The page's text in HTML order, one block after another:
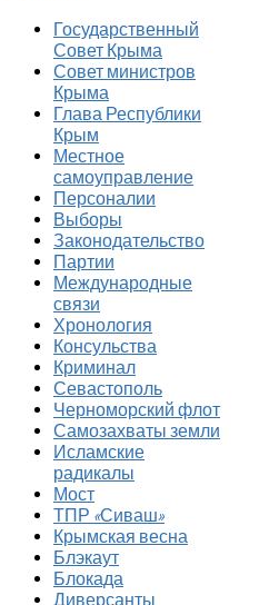
Государственный
Совет Крыма
Совет министров
Крыма
Глава Республики
Крым
Местное
самоуправление
Персоналии
Выборы
Законодательство
Партии
Международные
связи
Хронология
Консульства
Криминал
Севастополь
Черноморский флот
Самозахваты земли
Исламские
радикалы
Мост
ТПР «Сиваш»
Крымская весна
Блэкаут
Блокада
Диверсанты